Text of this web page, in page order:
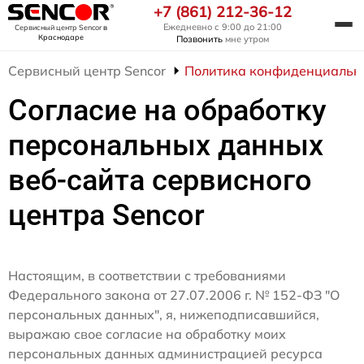
Сервисный центр Sencorв
Краснодаре
+7 (861) 212-36-12
Ежедневно с 9:00 до 21:00
Позвонить мне утром
Сервисный центр Sencor Политика
Согласие на обработку
персональных данных
веб-сайта сервисного
центра Sencor
Настоящим, в соответствии с требованиями
Федерального закона от 27.07.2006 г. № 152-ФЗ "О
персональных данных", я, нижеподписавшийся,
выражаю свое согласие на обработку моих
персональных данных администрацией ресурса